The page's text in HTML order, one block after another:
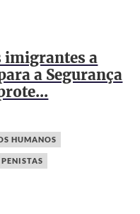
imigrantes a
a Segurança
HUMANOS
PENISTAS